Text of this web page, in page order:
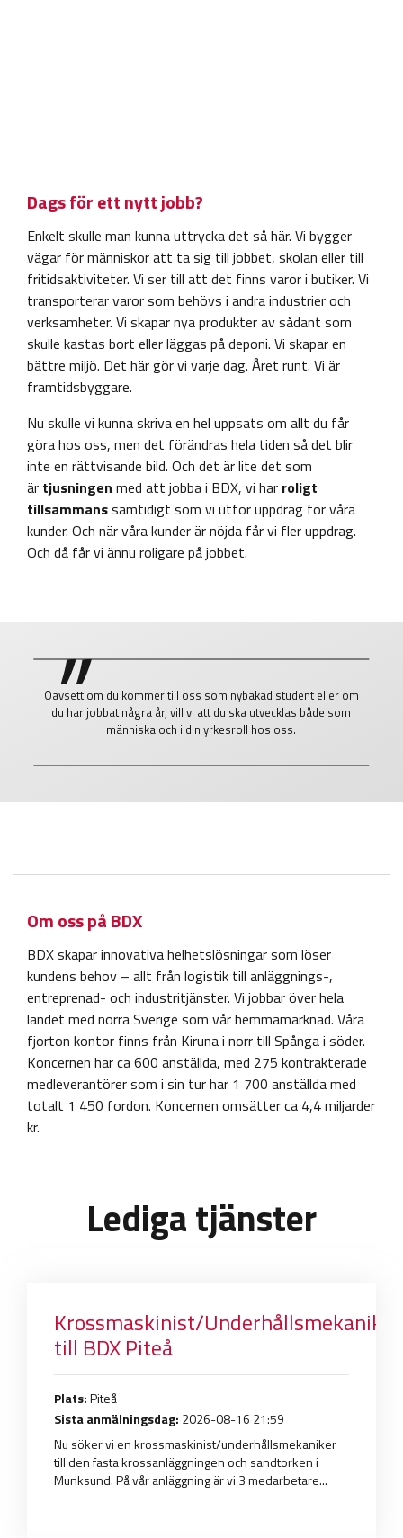
Dags för ett nytt jobb?
Enkelt skulle man kunna uttrycka det så här. Vi bygger
vägar för människor att ta sig till jobbet, skolan eller till
fritidsaktiviteter. Vi ser till att det finns varor i butiker. Vi
transporterar varor som behövs i andra industrier och
verksamheter. Vi skapar nya produkter av sådant som
skulle kastas bort eller läggas på deponi. Vi skapar en
bättre miljö. Det här gör vi varje dag. Året runt. Vi är
framtidsbyggare.
Nu skulle vi kunna skriva en hel uppsats om allt du får
göra hos oss, men det förändras hela tiden så det blir
inte en rättvisande bild. Och det är lite det som
är tjusningen med att jobba i BDX, vi har roligt
tillsammanssamtidigt som vi utför uppdrag för våra
kunder. Och när våra kunder är nöjda får vi fler uppdrag.
Och då får vi ännu roligare på jobbet.
Oavsett om du kommer till oss som nybakad student eller om
du har jobbat några år, vill vi att du ska utvecklas både som
människa och i din yrkesroll hos oss.
Om oss på BDX
BDX skapar innovativa helhetslösningar som löser
kundens behov – allt från logistik till anläggnings-,
entreprenad- och industritjänster. Vi jobbar över hela
landet med norra Sverige som vår hemmamarknad. Våra
fjorton kontor finns från Kiruna i norr till Spånga i söder.
Koncernen har ca 600 anställda, med 275 kontrakterade
medleverantörer som i sin tur har 1 700 anställda med
totalt 1 450 fordon. Koncernen omsätter ca 4,4 miljarder
kr.
Lediga tjänster
Krossmaskinist/Underhållsmekaniker
till BDX Piteå
Plats:Piteå
Sista anmälningsdag: 2026-08-16 21:59
Nu söker vi en krossmaskinist/underhållsmekaniker
till den fasta krossanläggningen och sandtorken i
Munksund. På vår anläggning är vi 3 medarbetare...